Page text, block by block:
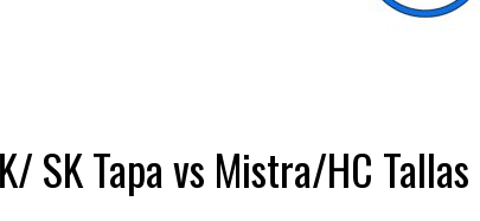
SK Tapa vs Mistra/HC Tallas